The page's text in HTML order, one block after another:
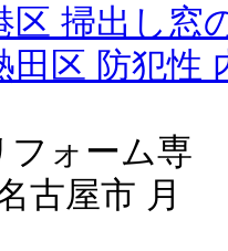
区 掃出し窓
田区 防犯性